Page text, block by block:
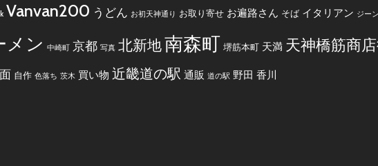
Vanvan200 うどん お初天神通り お取り寄せ お遍路さん そば イタリアン ジー
メン 中崎町 京都 写真 北新地南森町 堺筋本町 天満 天神橋筋商
自作 色落ち 茨木 買い物 近畿道の駅 通販 道の駅 野田 香川